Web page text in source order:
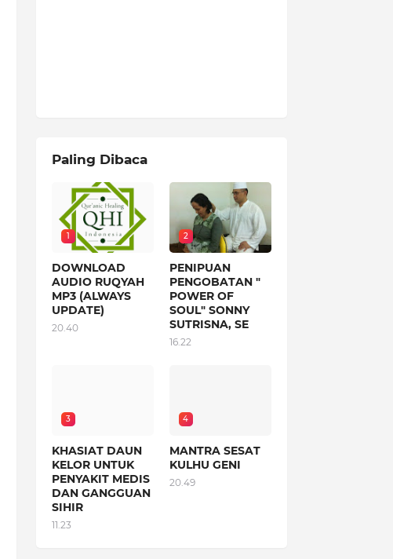
Paling Dibaca
1
DOWNLOAD
AUDIO RUQYAH
MP3 (ALWAYS
UPDATE)
20.40
2
PENIPUAN
PENGOBATAN "
POWER OF
SOUL" SONNY
SUTRISNA, SE
16.22
3
KHASIAT DAUN
KELOR UNTUK
PENYAKIT MEDIS
DAN GANGGUAN
SIHIR
11.23
4
MANTRA SESAT
KULHU GENI
20.49